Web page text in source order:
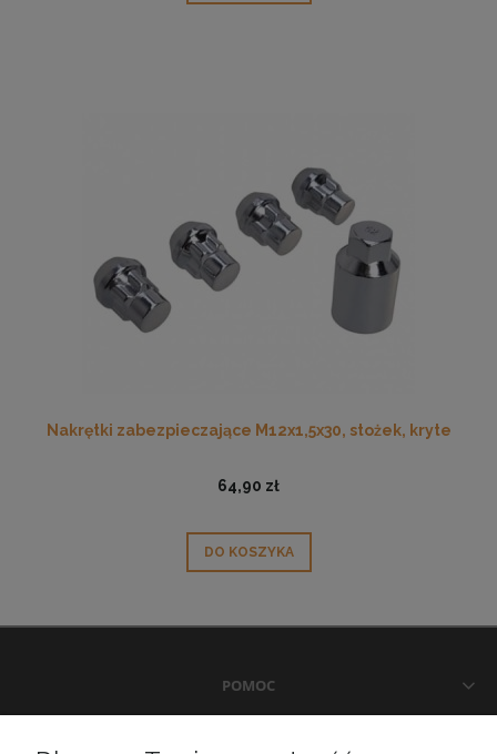
Nakrętki zabezpieczające M12x1,5x30, stożek, kryte
64,90 zł
DO KOSZYKA
POMOC
DOSTAWA I PŁATNOŚCI